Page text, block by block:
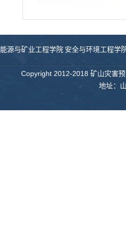
能源与矿业工程学院 安全与环境工程学
Copyright 2012-2018 矿山灾害
地址：